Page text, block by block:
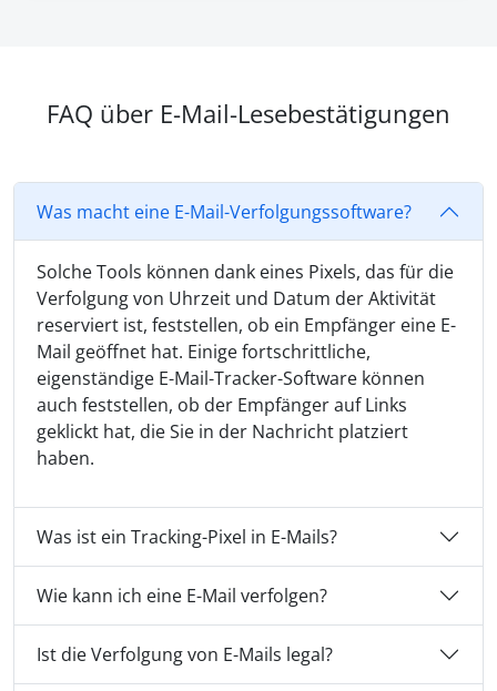
FAQ über E-Mail-Lesebestätigungen
Was macht eine E-Mail-Verfolgungssoftware?
Solche Tools können dank eines Pixels, das für die
Verfolgung von Uhrzeit und Datum der Aktivität
reserviert ist, feststellen, ob ein Empfänger eine E-
Mail geöffnet hat. Einige fortschrittliche,
eigenständige E-Mail-Tracker-Software können
auch feststellen, ob der Empfänger auf Links
geklickt hat, die Sie in der Nachricht platziert
haben.
Was ist ein Tracking-Pixel in E-Mails?
Wie kann ich eine E-Mail verfolgen?
Ist die Verfolgung von E-Mails legal?